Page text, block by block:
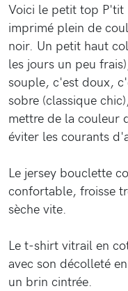
Voici le petit top P'tit
imprimé plein de
noir. Un petit haut
les jours un peu
souple, c'est doux,
sobre (classique
mettre de la couleur
éviter les courants
Le jersey bouclette
confortable, froisse
sèche vite.
Le t-shirt vitrail en
avec son décolleté
un brin cintrée.